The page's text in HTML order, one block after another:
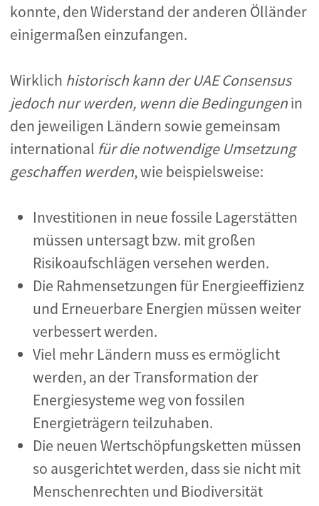
konnte, den Widerstand der anderen Ölländer
einigermaßen einzufangen.
Wirklich historisch kann der UAE Consensus
jedoch nur werden, wenn die Bedingungenin
den jeweiligen Ländern sowie gemeinsam
international für die notwendige Umsetzung
geschaffen werden, wie beispielsweise:
Investitionen in neue fossile Lagerstätten
müssen untersagt bzw. mit großen
Risikoaufschlägen versehen werden.
Die Rahmensetzungen für Energieeffizienz
und Erneuerbare Energien müssen weiter
verbessert werden.
Viel mehr Ländern muss es ermöglicht
werden, an der Transformation der
Energiesysteme weg von fossilen
Energieträgern teilzuhaben.
Die neuen Wertschöpfungsketten müssen
so ausgerichtet werden, dass sie nicht mit
Menschenrechten und Biodiversität